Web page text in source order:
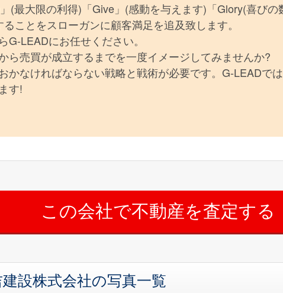
(最大限の利得)「Give」(感動を与えます)「Glory(喜び
ことをスローガンに顧客満足を追及致します。
LEADにお任せください。
ら売買が成立するまでを一度イメージしてみませんか?
かなければならない戦略と戦術が必要です。G-LEADで
す!
設株式会社の写真一覧